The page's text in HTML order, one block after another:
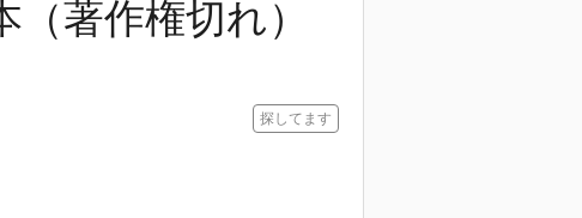
（著作権切れ）
探してます